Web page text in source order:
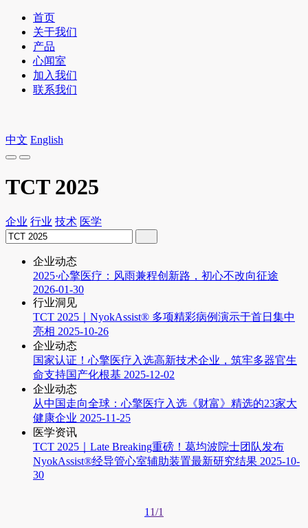
首页
关于我们
产品
心闻室
加入我们
联系我们
中文 English
TCT 2025
企业 行业 技术 医学
企业动态
2025·心擎医疗：风雨兼程创新路，初心不改向征途
2026-01-30
行业洞见
TCT 2025｜NyokAssist® 多项精彩病例演示于首日集中
亮相 2025-10-26
企业动态
国家认证！心擎医疗入选高新技术企业，筑牢多器官生
命支持国产化根基 2025-12-02
企业动态
从中国走向全球：心擎医疗入选《财富》精选的23家大
健康企业 2025-11-25
医学资讯
TCT 2025｜Late Breaking重磅！葛均波院士团队发布
NyokAssist®经导管心室辅助装置最新研究结果 2025-10-
30
1 1/1